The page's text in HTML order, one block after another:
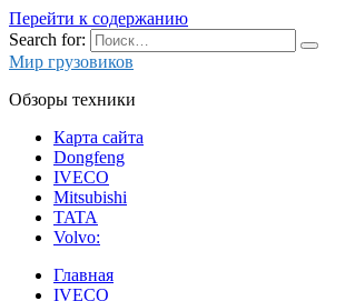
Перейти к содержанию
Search for:
Мир грузовиков
Обзоры техники
Карта сайта
Dongfeng
IVECO
Mitsubishi
TATA
Volvo:
Главная
IVECO